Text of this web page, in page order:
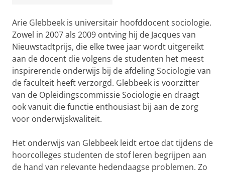
Arie Glebbeek is universitair hoofddocent sociologie.
Zowel in 2007 als 2009 ontving hij de Jacques van
Nieuwstadtprijs, die elke twee jaar wordt uitgereikt
aan de docent die volgens de studenten het meest
inspirerende onderwijs bij de afdeling Sociologie van
de faculteit heeft verzorgd. Glebbeek is voorzitter
van de Opleidingscommissie Sociologie en draagt
ook vanuit die functie enthousiast bij aan de zorg
voor onderwijskwaliteit.
Het onderwijs van Glebbeek leidt ertoe dat tijdens de
hoorcolleges studenten de stof leren begrijpen aan
de hand van relevante hedendaagse problemen. Zo